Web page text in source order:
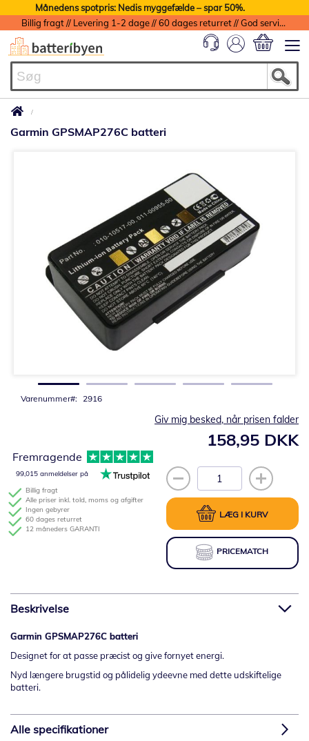
Månedens spotpris: Nedis myggefælde – spar 50%.
Billig fragt // Levering 1-2 dage // 60 dages returret // God service med garanti
Garmin GPSMAP276C batteri
Varenummer 2916
158,95 DKK
Giv mig besked, når prisen falder
LÆG I KURV
PRICEMATCH
Billig fragt
Alle priser inkl. told, moms og afgifter
Ingen gebyrer
60 dages returret
12 måneders GARANTI
Fremragende
99,015 anmeldelser på
billedgalleriet
Beskrivelse
Garmin GPSMAP276C batteri
Designet for at passe præcist og give fornyet energi.
Nyd længere brugstid og pålidelig ydeevne med dette udskiftelige
batteri.
Alle specifikationer